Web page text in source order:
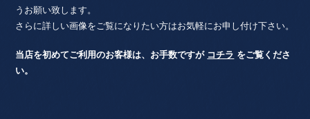
うお願い致します。
さらに詳しい画像をご覧になりたい方はお気軽にお申し付け下さい。
当店を初めてご利用のお客様は、お手数ですが コチラ をご覧くださ
い。